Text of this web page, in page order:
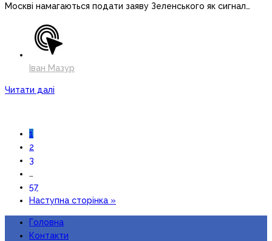
Москві намагаються подати заяву Зеленського як сигнал…
Іван Мазур
Читати далі
1
2
3
…
57
Наступна сторінка »
Головна
Контакти